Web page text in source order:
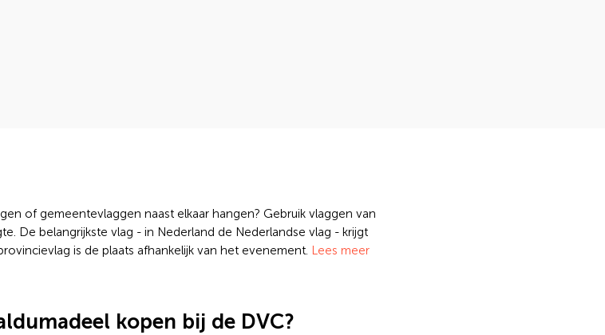
of gemeentevlaggen naast elkaar hangen? Gebruik vlaggen van
De belangrijkste vlag - in Nederland de Nederlandse vlag - krijgt
is de plaats afhankelijk van het evenement. Lees meer
kopen bij de DVC?